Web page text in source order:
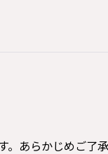
。あらかじめご了